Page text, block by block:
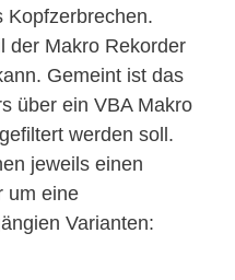
Kopfzerbrechen.
der Makro Rekorder
Gemeint ist das
über ein VBA Makro
werden soll.
jeweils einen
um eine
Varianten: